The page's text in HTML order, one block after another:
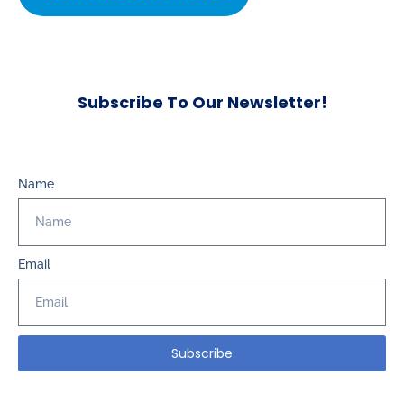
Subscribe To Our Newsletter!
Name
Email
Subscribe